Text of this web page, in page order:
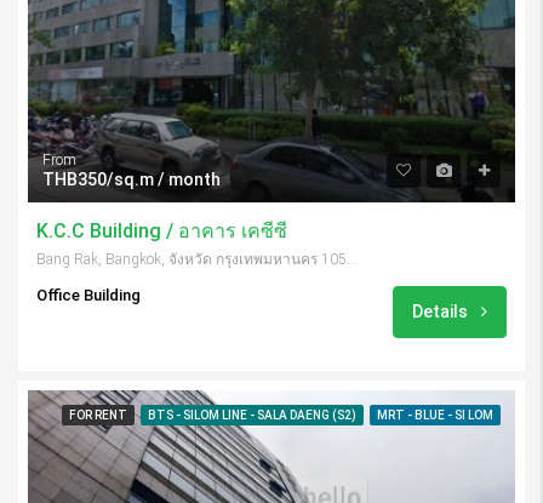
From
THB350/sq.m / month
K.C.C Building / อาคาร เคซีซี
Office Building
Details
FOR RENT BTS - SILOM LINE - SALA DAENG (S2) MRT - BLUE - SI LOM